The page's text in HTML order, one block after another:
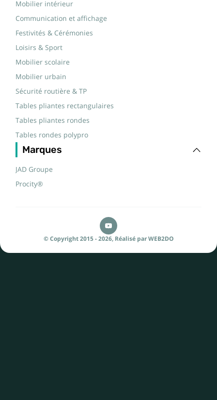
Mobilier intérieur
Communication et affichage
Festivités & Cérémonies
Loisirs & Sport
Mobilier scolaire
Mobilier urbain
Sécurité routière & TP
Tables pliantes rectangulaires
Tables pliantes rondes
Tables rondes polypro
Marques
JAD Groupe
Procity®
© Copyright 2015 - 2026, Réalisé par WEB2DO